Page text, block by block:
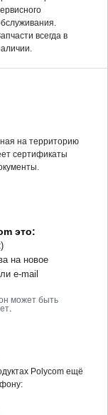
всегда в
на территорию
сертификаты
это:
на новое
e-mail
может быть
.
Polycom ещё